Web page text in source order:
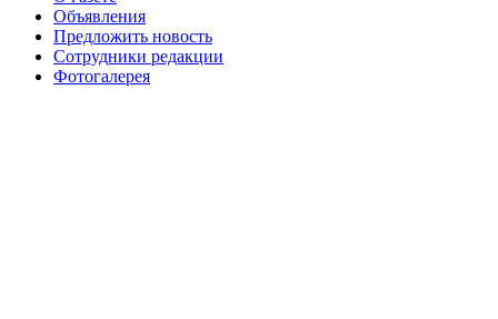
Объявления
Предложить новость
Сотрудники редакции
Фотогалерея